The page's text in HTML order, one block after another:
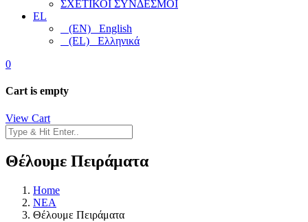
ΣΧΕΤΙΚΟΙ ΣΥΝΔΕΣΜΟΙ
EL
(EN) English
(EL) Ελληνικά
0
Cart is empty
View Cart
Θέλουμε Πειράματα
Home
NEA
Θέλουμε Πειράματα